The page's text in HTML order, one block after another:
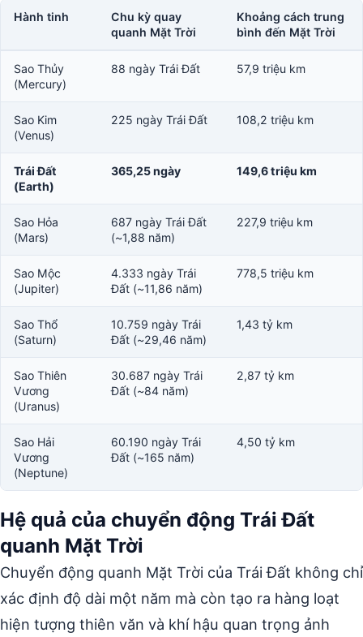
Hành tinh
Chu kỳ quay
quanh Mặt Trời
Khoảng cách trung
bình đến Mặt Trời
Sao Thủy
(Mercury)
88 ngày Trái Đất 57,9 triệu km
Sao Kim
(Venus)
225 ngày Trái Đất 108,2 triệu km
Trái Đất
(Earth)
365,25 ngày 149,6 triệu km
Sao Hỏa
(Mars)
687 ngày Trái Đất
(~1,88 năm)
227,9 triệu km
Sao Mộc
(Jupiter)
4.333 ngày Trái
Đất (~11,86 năm)
778,5 triệu km
Sao Thổ
(Saturn)
10.759 ngày Trái
Đất (~29,46 năm)
1,43 tỷ km
Sao Thiên
Vương
(Uranus)
30.687 ngày Trái
Đất (~84 năm)
2,87 tỷ km
Sao Hải
Vương
(Neptune)
60.190 ngày Trái
Đất (~165 năm)
4,50 tỷ km
Hệ quả của chuyển động Trái Đất
quanh Mặt Trời
Chuyển động quanh Mặt Trời của Trái Đất không chỉ
xác định độ dài một năm mà còn tạo ra hàng loạt
hiện tượng thiên văn và khí hậu quan trọng ảnh